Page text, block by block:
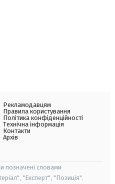
Рекламодавцям
Правила користування
Політика конфіденційності
Технічна інформація
Контакти
Архів
позначені словами
"Експерт", "Позиція".